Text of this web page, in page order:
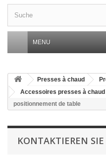
MENU
Presses à chaud
Accessoires presses à chaud
positionnement de table
KONTAKTIEREN